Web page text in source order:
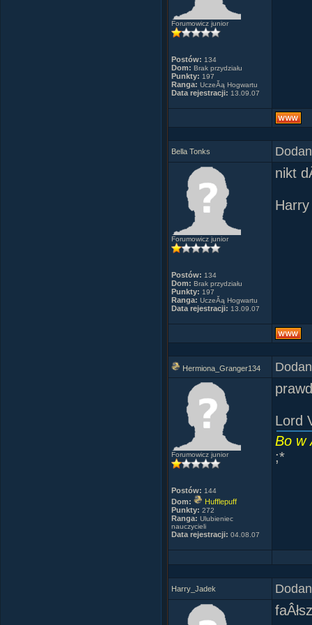
***
By
Abi i
Ja:ja
Ania:
kura
jajko
nowe
Forumowicz junior
Postów: 134
Dom: Brak przydziału
Punkty: 197
Ranga: UczeĂą Hogwartu
Data rejestracji: 13.09.07
Bella Tonks
Forumowicz junior
Postów: 134
Dom: Brak przydziału
Punkty: 197
Ranga: UczeĂą Hogwartu
Data rejestracji: 13.09.07
nikt
Hermiona_Granger134
Forumowicz junior
Postów: 144
Dom:
Hufflepuff
Punkty: 272
Ranga: Ulubieniec
nauczycieli
Data rejestracji: 04.08.07
Lord
Bo w
;*
Harry_Jadek
faÂłsz